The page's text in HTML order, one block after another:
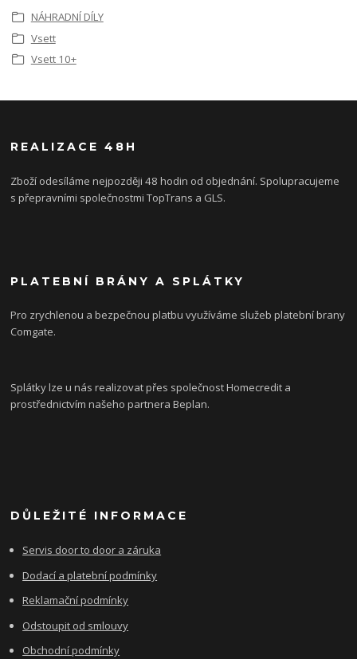
NÁHRADNÍ DÍLY
Vsett
Vsett 10+
REALIZACE 48H
Zboží odesíláme nejpozději 48 hodin od objednání. Spolupracujeme
s přepravními společnostmi TopTrans a GLS.
PLATEBNÍ BRÁNY A SPLÁTKY
Pro zrychlenou a bezpečnou platbu využíváme služeb platební brany
Comgate.
Splátky lze u nás realizovat přes společnost Homecredit a
prostřednictvím našeho partnera Beplan.
DŮLEŽITÉ INFORMACE
Servis door to door a záruka
Dodací a platební podmínky
Reklamační podmínky
Odstoupit od smlouvy
Obchodní podmínky